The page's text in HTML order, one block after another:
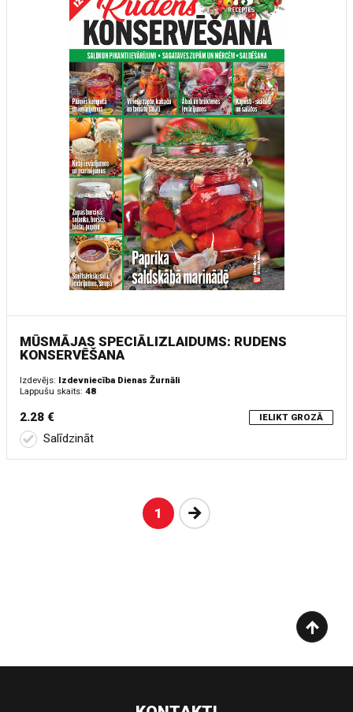
MŪSMĀJAS SPECIĀLIZLAIDUMS: RUDENS
KONSERVĒŠANA
Izdevējs: Izdevniecība Dienas Žurnāli
Lappušu skaits: 48
2.28 € IELIKT GROZĀ
Salīdzināt
1 Nākošā